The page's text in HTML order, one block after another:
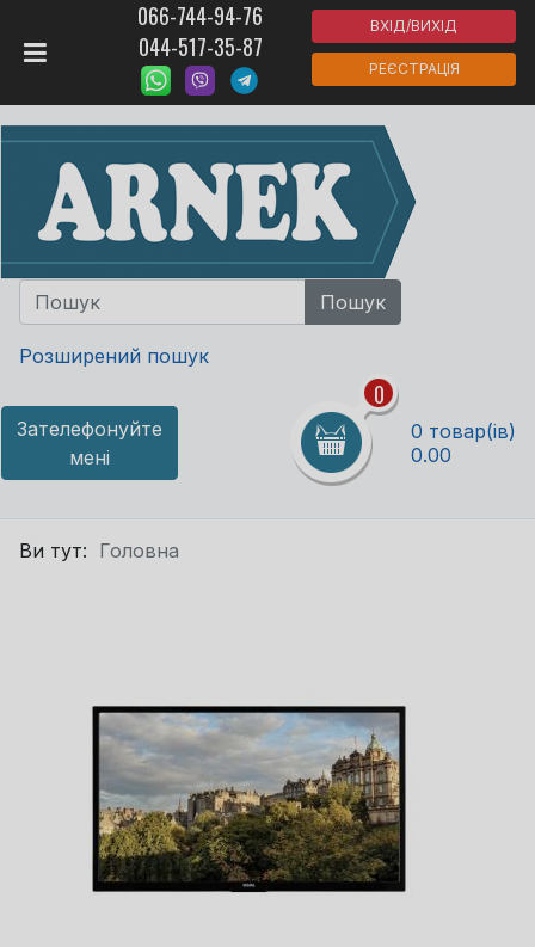
066-744-94-76
044-517-35-87
ВХІД/ВИХІД
РЕЄСТРАЦІЯ
Розширений пошук
Зателефонуйте
мені
0
0 товар(ів)
0.00
Ви тут: Головна